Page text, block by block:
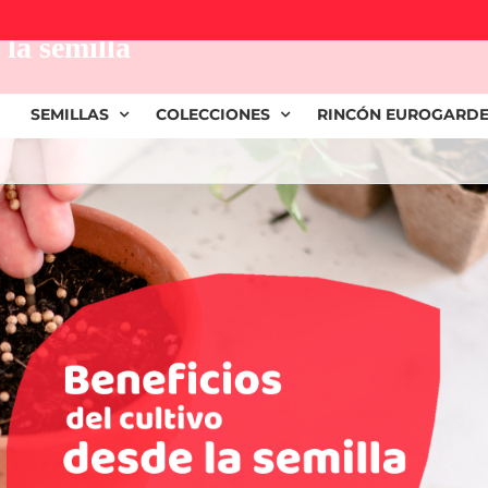
SEMILLAS COLECCIONES RINCÓN
la semilla